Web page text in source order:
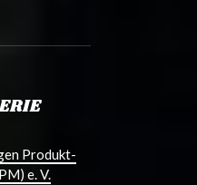
Produkt-
e. V.